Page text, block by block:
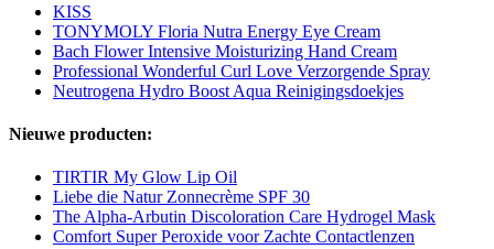
KISS
TONYMOLY Floria Nutra Energy Eye Cream
Bach Flower Intensive Moisturizing Hand Cream
Professional Wonderful Curl Love Verzorgende Spray
Neutrogena Hydro Boost Aqua Reinigingsdoekjes
Nieuwe producten:
TIRTIR My Glow Lip Oil
Liebe die Natur Zonnecrème SPF 30
The Alpha-Arbutin Discoloration Care Hydrogel Mask
Comfort Super Peroxide voor Zachte Contactlenzen